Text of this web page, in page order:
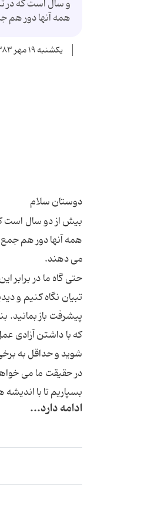
و سال است كه در
همه آنها دور هم
یکشنبه ۱۹ مهر ۱۳۸۳ - ۰۰:۰۰
دوستان سلام
بیش از دو سال است
همه آنها دور هم
می دهند.
حتی گاه ما در
تبیان نگاه كنیم و
پیشرفت باز بمانید.
كه با داشتن آزادی
شوید و حداقل به
در حقیقت ما می
بسپاریم تا با
ادامه دارد...